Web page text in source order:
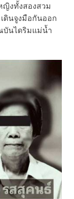
ญิงทั้งสองสวม
เดินจูงมือกันออก
บันไดริมแม่น้ำ